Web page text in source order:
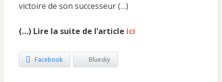
victoire de son successeur (…)
(…) Lire la suite de l’article ici
Facebook Bluesky